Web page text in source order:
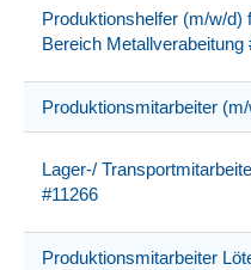
Produktionshelfer (m/w/d)
Bereich Metallverabeitung
Produktionsmitarbeiter
Lager-/
#11266
Produktionsmitarbeiter